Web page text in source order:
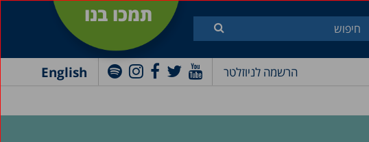
תמכו בנו
הרשמה לניוזלטר English